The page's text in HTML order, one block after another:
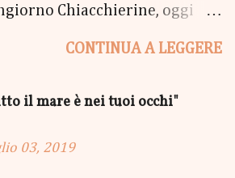
Chiacchierine, oggi
il SUPER MEGA GIVEAWAY
di "C'era una volta a
edito Newton Compton.
molto ricco per la
CONTINUA A LEGGERE
il mare è nei tuoi occhi"
03, 2019